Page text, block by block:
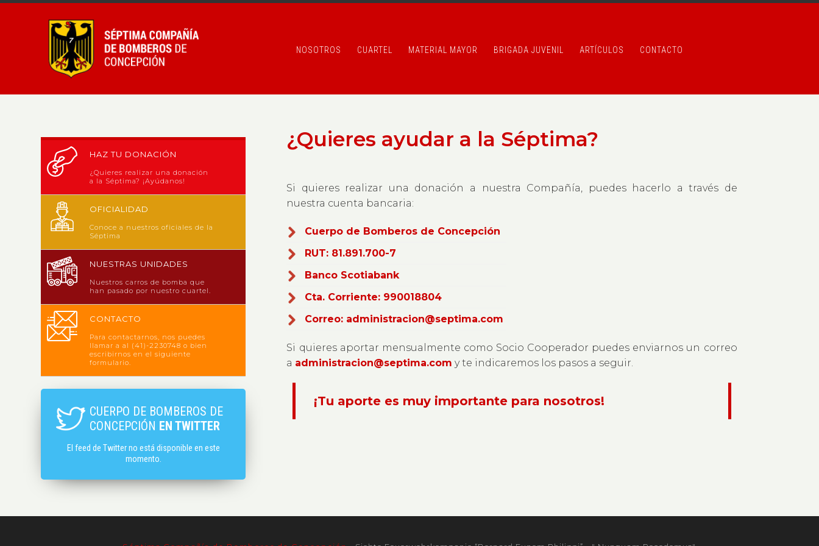
NOSOTROS CUARTEL MATERIAL MAYOR BRIGADA JUVENIL ARTÍCULOS CONTACTO
¿Quieres ayudar a la Séptima?
Si quieres realizar una donación a nuestra Compañía, puedes hacerlo a través de
nuestra cuenta bancaria:
Cuerpo de Bomberos de Concepción
RUT: 81.891.700-7
Banco Scotiabank
Cta. Corriente: 990018804
Correo: administracion@septima.com
Si quieres aportar mensualmente como Socio Cooperador puedes enviarnos un correo
a administracion@septima.com y te indicaremos los pasos a seguir.
¡Tu aporte es muy importante para nosotros!
HAZ TU DONACIÓN
¿Quieres realizar una donación
a la Séptima? ¡Ayúdanos!
OFICIALIDAD
Conoce a nuestros oficiales de la
Séptima
NUESTRAS UNIDADES
Nuestros carros de bomba que
han pasado por nuestro cuartel.
CONTACTO
Para contactarnos, nos puedes
llamar a al (41)-2230748 o bien
escribirnos en el siguiente
formulario.
CUERPO DE BOMBEROS DE
CONCEPCIÓN EN TWITTER
El feed de Twitter no está disponible en este
momento.